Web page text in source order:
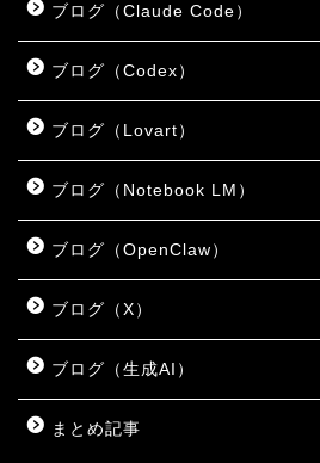
ブログ（Claude Code）
ブログ（Codex）
ブログ（Lovart）
ブログ（Notebook LM）
ブログ（OpenClaw）
ブログ（X）
ブログ（生成AI）
まとめ記事